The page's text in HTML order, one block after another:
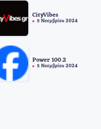
CityVibes
5 Νοεμβρίου 2024
Power 100.2
5 Νοεμβρίου 2024